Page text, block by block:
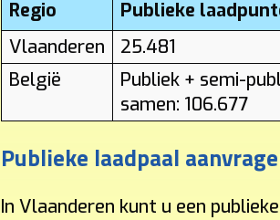
Regio Publieke
Vlaanderen
25.481
België
Publiek + semi-
samen: 106.677
Publieke laadpaal
In Vlaanderen kunt u een